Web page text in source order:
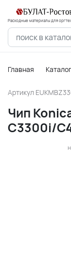
Расходные материалы для
Главная
Артикул
Чип
C3300i/